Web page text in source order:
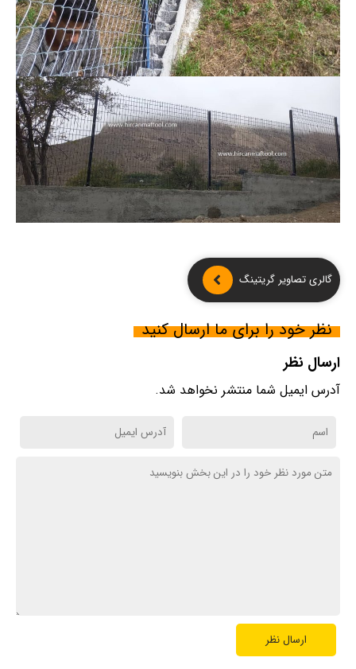
گالری تصاویر گریتینگ
نظر خود را برای ما ارسال کنید
ارسال نظر
آدرس ایمیل شما منتشر نخواهد شد.